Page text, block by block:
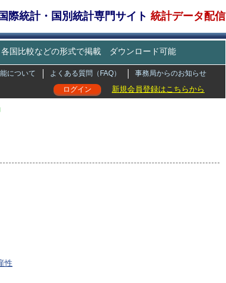
際統計・国別統計専門サイト 統計データ配信
国比較などの形式で掲載 ダウンロード可能
事務局からのお知らせ
よくある質問（FAQ）
について
新規会員登録はこちらから
ログイン
性